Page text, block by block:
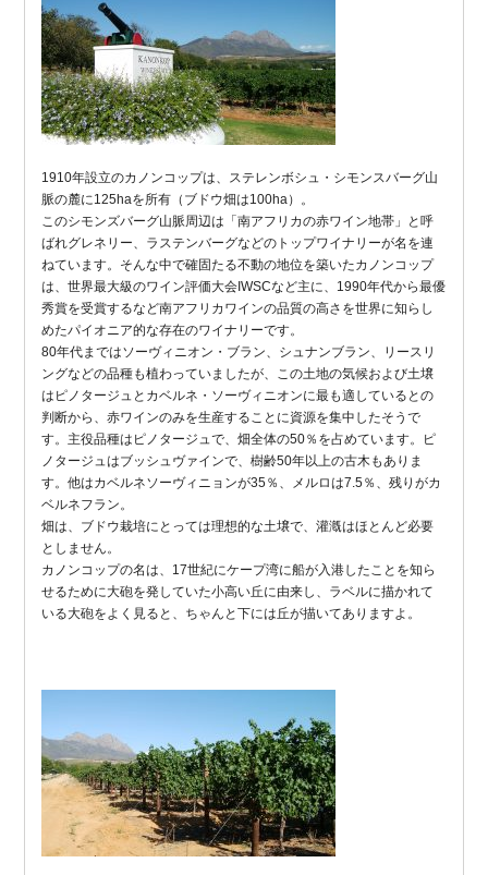
1910年設立のカノンコップは、ステレンボシュ・シモンスバーグ山
脈の麓に125haを所有（ブドウ畑は100ha）。
このシモンズバーグ山脈周辺は「南アフリカの赤ワイン地帯」と呼
ばれグレネリー、ラステンバーグなどのトップワイナリーが名を連
ねています。そんな中で確固たる不動の地位を築いたカノンコップ
は、世界最大級のワイン評価大会IWSCなど主に、1990年代から最優
秀賞を受賞するなど南アフリカワインの品質の高さを世界に知らし
めたパイオニア的な存在のワイナリーです。
80年代まではソーヴィニオン・ブラン、シュナンブラン、リースリ
ングなどの品種も植わっていましたが、この土地の気候および土壌
はピノタージュとカベルネ・ソーヴィニオンに最も適しているとの
判断から、赤ワインのみを生産することに資源を集中したそうで
す。主役品種はピノタージュで、畑全体の50％を占めています。ピ
ノタージュはブッシュヴァインで、樹齢50年以上の古木もありま
す。他はカベルネソーヴィニョンが35％、メルロは7.5％、残りがカ
ベルネフラン。
畑は、ブドウ栽培にとっては理想的な土壌で、灌漑はほとんど必要
としません。
カノンコップの名は、17世紀にケープ湾に船が入港したことを知ら
せるために大砲を発していた小高い丘に由来し、ラベルに描かれて
いる大砲をよく見ると、ちゃんと下には丘が描いてありますよ。